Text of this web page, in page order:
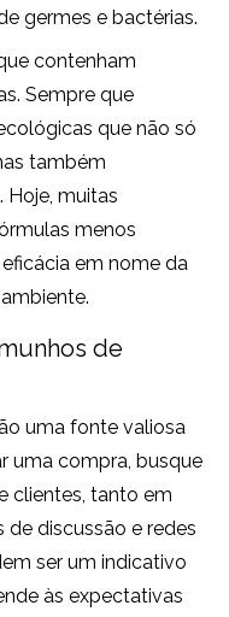
germes e bactérias.
contenham
Sempre que
que não só
também
muitas
menos
em nome da
de
uma fonte valiosa
uma compra, busque
clientes, tanto em
discussão e redes
ser um indicativo
às expectativas